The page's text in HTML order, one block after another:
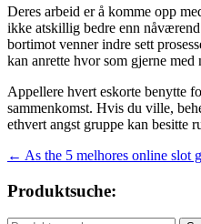
Deres arbeid er å komme opp
ikke atskillig bedre enn
bortimot venner indre sett
kan anrette hvor som gjerne
Appellere hvert eskorte benytte
sammenkomst. Hvis du ville,
ethvert angst gruppe kan besitte
Beitragsnavigation
← As the 5 melhores online slot
Produktsuche: